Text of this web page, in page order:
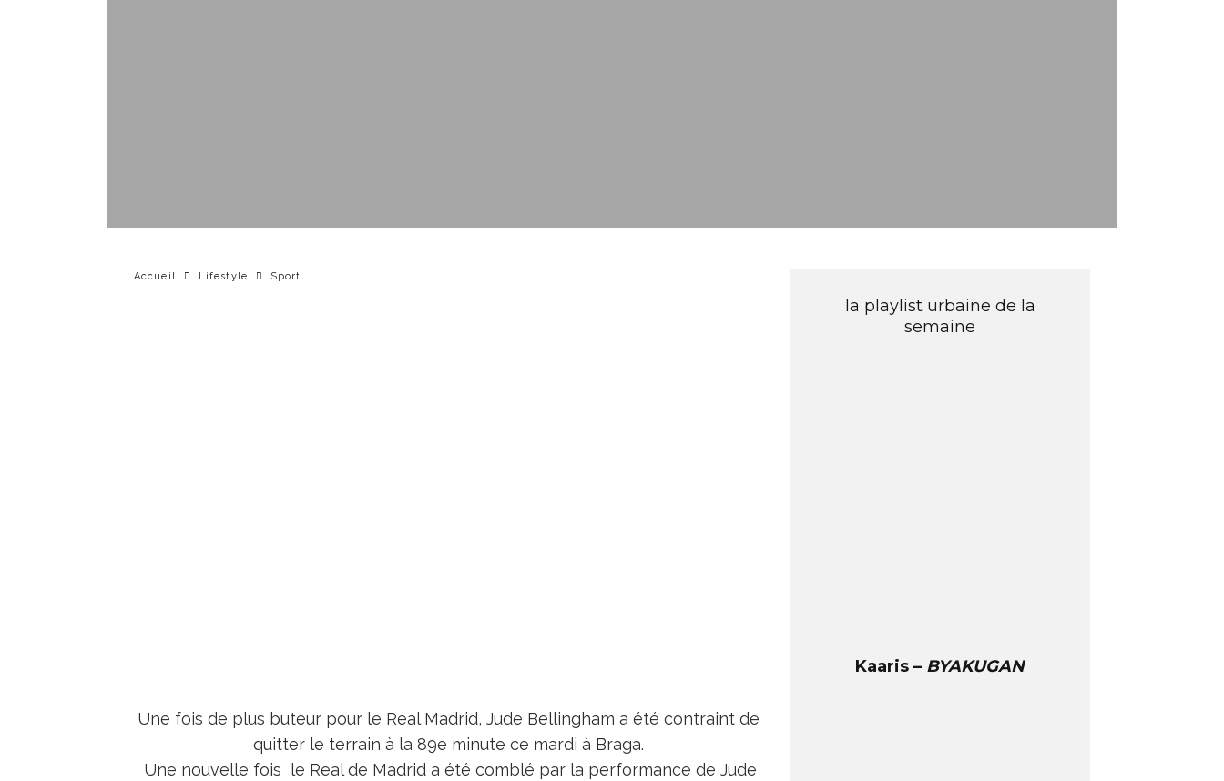
Accueil Lifestyle Sport
Une fois de plus buteur pour le Real Madrid, Jude Bellingham a été contraint de
quitter le terrain à la 89e minute ce mardi à Braga.
Une nouvelle fois le Real de Madrid a été comblé par la performance de Jude
la playlist urbaine de la
semaine
Kaaris – BYAKUGAN